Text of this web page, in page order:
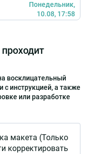
Понедельник,
10.08, 17:58
восклицательный
с инструкцией, а также
или разработке
макета (Только
корректировать